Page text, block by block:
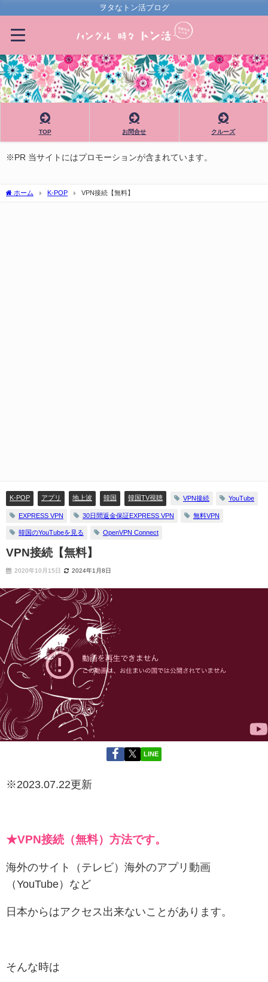
ヲタなトン活ブログ
TOP お問合せ クルーズ
※PR 当サイトにはプロモーションが含まれています。
ホーム K-POP VPN接続【無料】
K-POP アプリ 地上波 韓国 韓国TV視聴 VPN接続 YouTube
EXPRESS VPN 30日間返金保証EXPRESS VPN 無料VPN
韓国のYouTubeを見る OpenVPN Connect
VPN接続【無料】
2020年10月15日 2024年1月8日
LINE
※2023.07.22更新
★VPN接続（無料）方法です。
海外のサイト（テレビ）海外のアプリ動画
（YouTube）など
日本からはアクセス出来ないことがあります。
そんな時は